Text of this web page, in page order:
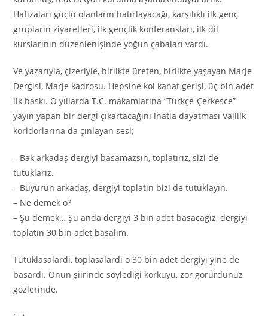
Hafızaları güçlü olanların hatırlayacağı, karşılıklı ilk genç
grupların ziyaretleri, ilk gençlik konferansları, ilk dil
kurslarının düzenlenişinde yoğun çabaları vardı.
Ve yazarıyla, çizeriyle, birlikte üreten, birlikte yaşayan Marje
Dergisi, Marje kadrosu. Hepsine kol kanat gerişi, üç bin adet
ilk baskı. O yıllarda T.C. makamlarına “Türkçe-Çerkesce”
yayın yapan bir dergi çıkartacağını inatla dayatması Valilik
koridorlarına da çınlayan sesi;
– Bak arkadaş dergiyi basamazsın, toplatırız, sizi de
tutuklarız.
– Buyurun arkadaş, dergiyi toplatın bizi de tutuklayın.
– Ne demek o?
– Şu demek… Şu anda dergiyi 3 bin adet basacağız, dergiyi
toplatın 30 bin adet basalım.
Tutuklasalardı, toplasalardı o 30 bin adet dergiyi yine de
basardı. Onun şiirinde söylediği korkuyu, zor görürdünüz
gözlerinde.